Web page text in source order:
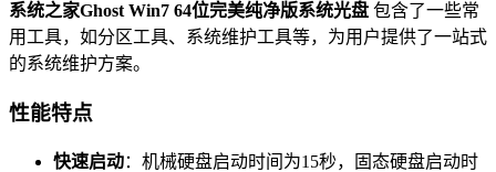
系统之家Ghost Win7 64位完美纯净版系统光盘 包含了一些常
用工具，如分区工具、系统维护工具等，为用户提供了一站式
的系统维护方案。
性能特点
快速启动：机械硬盘启动时间为15秒，固态硬盘启动时